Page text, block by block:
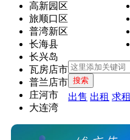
高新园区
旅顺口区
普湾新区
长海县
长兴岛
瓦房店市
普兰店市
庄河市
大连湾
搜索
出售 出租 求租